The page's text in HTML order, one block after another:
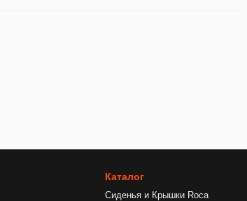
Каталог
Сиденья и Крышки Roca